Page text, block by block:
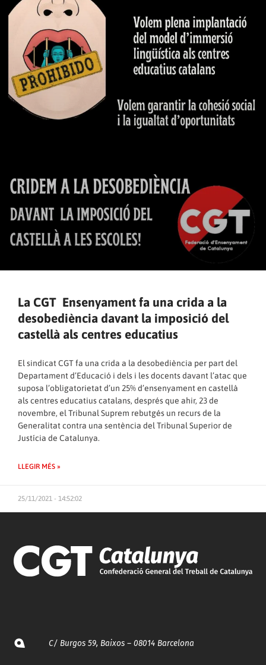
La CGT Ensenyament fa una crida a la
desobediència davant la imposició del
castellà als centres educatius
El sindicat CGT fa una crida a la desobediència per part del
Departament d’Educació i dels i les docents davant l’atac que
suposa l’obligatorietat d’un 25% d’ensenyament en castellà
als centres educatius catalans, després que ahir, 23 de
novembre, el Tribunal Suprem rebutgés un recurs de la
Generalitat contra una sentència del Tribunal Superior de
Justícia de Catalunya.
LLEGIR MÉS »
25/11/2021 - 14:52:02
C/ Burgos 59, Baixos – 08014 Barcelona